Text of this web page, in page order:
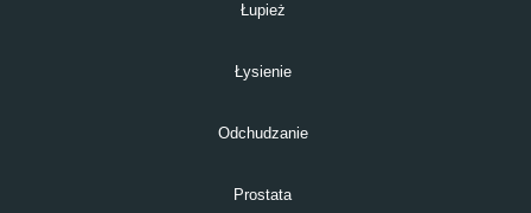
Łupież
Łysienie
Odchudzanie
Prostata